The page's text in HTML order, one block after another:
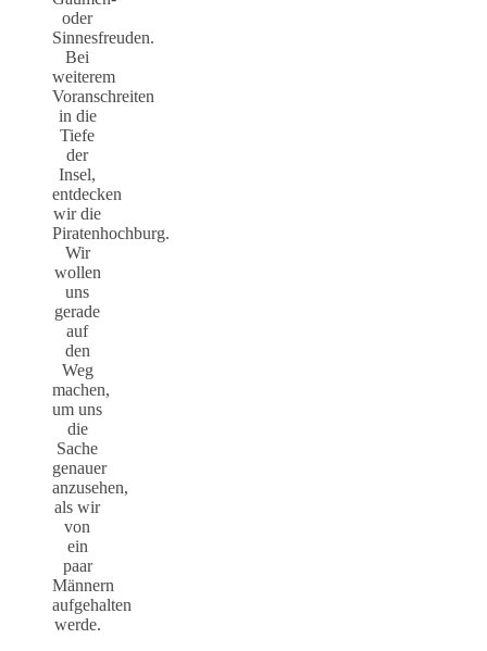
oder
Sinnesfreuden.
Bei
weiterem
Voranschreiten
in die
Tiefe
der
Insel,
entdecken
wir die
Piratenhochburg.
Wir
wollen
uns
gerade
auf
den
Weg
machen,
um uns
die
Sache
genauer
anzusehen,
als wir
von
ein
paar
Männern
aufgehalten
werde.